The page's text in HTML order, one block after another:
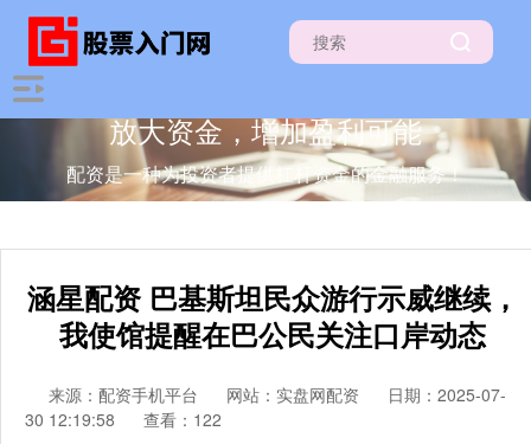
放大资金，增加盈利可能
配资是一种为投资者提供杠杆资金的金融服务！
涵星配资 巴基斯坦民众游行示威继续，
我使馆提醒在巴公民关注口岸动态
来源：配资手机平台 网站：实盘网配资
日期：2025-07-
30 12:19:58
查看：122